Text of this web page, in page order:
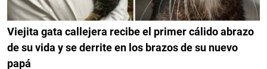
Viejita gata callejera recibe el primer cálido abrazo
de su vida y se derrite en los brazos de su nuevo
papá